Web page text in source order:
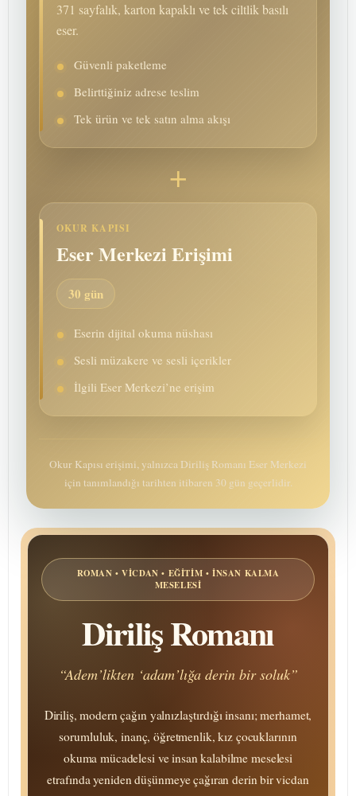
371 sayfalık, karton kapaklı ve tek ciltlik basılı
eser.
Güvenli paketleme
Belirttiğiniz adrese teslim
Tek ürün ve tek satın alma akışı
+
OKUR KAPISI
Eser Merkezi Erişimi
30 gün
Eserin dijital okuma nüshası
Sesli müzakere ve sesli içerikler
İlgili Eser Merkezi’ne erişim
Okur Kapısı erişimi, yalnızca Diriliş Romanı Eser Merkezi
için tanımlandığı tarihten itibaren 30 gün geçerlidir.
ROMAN • VICDAN • EĞITIM • İNSAN KALMA
MESELESI
Diriliş Romanı
“Adem’likten ‘adam’lığa derin bir soluk”
Diriliş, modern çağın yalnızlaştırdığı insanı; merhamet,
sorumluluk, inanç, öğretmenlik, kız çocuklarının
okuma mücadelesi ve insan kalabilme meselesi
etrafında yeniden düşünmeye çağıran derin bir vicdan